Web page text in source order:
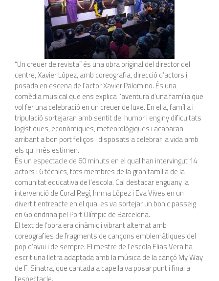
“Un creuer de revista” és una obra original del director del
centre, Xavier López, amb coreografia, direcció d’actors i
posada en escena de l’actor Xavier Palomino. És una
comèdia musical que ens explica l’aventura d’una família que
vol fer una celebració en un creuer de luxe. En ella, família i
tripulació sortejaran amb sentit del humor i enginy dificultats
logístiques, econòmiques, meteorològiques i acabaran
arribant a bon port feliços i disposats a celebrar la vida amb
els qui més estimen.
És un espectacle de 60 minuts en el qual han intervingut 14
actors i 6 tècnics, tots membres de la gran família de la
comunitat educativa de l’escola. Cal destacar enguany la
intervenció de Coral Regí, Imma López i Eva Vives en un
divertit entreacte en el qual es va sortejar un bonic passeig
en Golondrina pel Port Olímpic de Barcelona.
El text de l’obra era dinàmic i vibrant alternat amb
coreografies de fragments de cançons emblemàtiques del
pop d’avui i de sempre. El mestre de l’escola Elias Vera ha
escrit una lletra adaptada amb la música de la cançó My Way
de F. Sinatra, que cantada a capella va posar punt i final a